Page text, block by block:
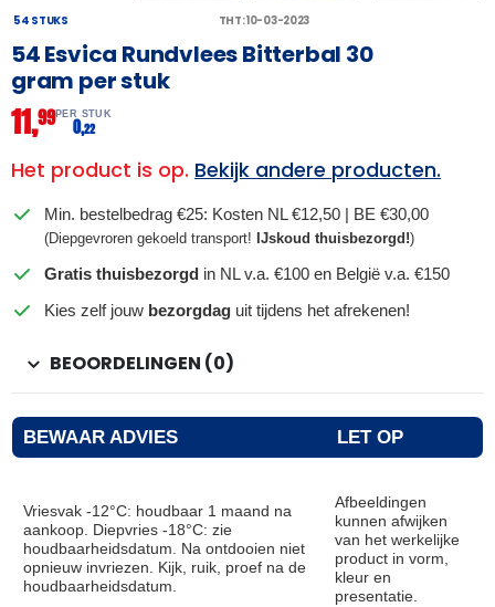
54 STUKS THT: 10-03-2023
54 Esvica Rundvlees Bitterbal 30
gram per stuk
11,99PER STUK
0,22
Het product is op. Bekijk andere producten.
Min. bestelbedrag €25: Kosten NL €12,50 | BE €30,00
(Diepgevroren gekoeld transport! IJskoud thuisbezorgd!)
Gratis thuisbezorgd in NL v.a. €100 en België v.a. €150
Kies zelf jouw bezorgdag uit tijdens het afrekenen!
BEOORDELINGEN (0)
BEWAAR ADVIES LET OP
Vriesvak -12°C: houdbaar 1 maand na
aankoop. Diepvries -18°C: zie
houdbaarheidsdatum. Na ontdooien niet
opnieuw invriezen. Kijk, ruik, proef na de
houdbaarheidsdatum.
Afbeeldingen
kunnen afwijken
van het werkelijke
product in vorm,
kleur en
presentatie.